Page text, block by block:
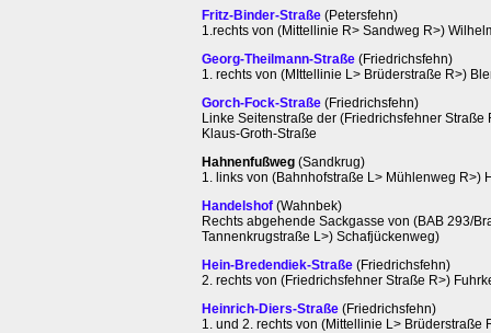
Fritz-Binder-Straße (Petersfehn)
1.rechts von (Mittellinie R> Sandweg R>)
Georg-Theilmann-Straße (Friedrichsfehn)
1. rechts von (MIttellinie L> Brüderstraße R>)
Gorch-Fock-Straße (Friedrichsfehn)
Linke Seitenstraße der (Friedrichsfehner Straße
Klaus-Groth-Straße
Hahnenfußweg (Sandkrug)
1. links von (Bahnhofstraße L> Mühlenweg R>)
Handelshof (Wahnbek)
Rechts abgehende Sackgasse von (BAB 293/
Tannenkrugstraße L>) Schafjückenweg)
Hein-Bredendiek-Straße (Friedrichsfehn)
2. rechts von (Friedrichsfehner Straße R>)
Heinrich-Diers-Straße (Friedrichsfehn)
1. und 2. rechts von (Mittellinie L> Brüderstraße